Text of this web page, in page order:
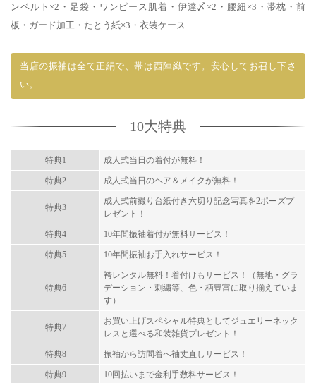
ンベルト×2・足袋・ワンピース肌着・伊達〆×2・腰紐×3・帯枕・前
板・ガード加工・たとう紙×3・衣装ケース
当店の振袖は全て正絹で、帯は西陣織です。安心してお召し下さ
い。
10大特典
特典1 成人式当日の着付が無料！
特典2 成人式当日のヘア＆メイクが無料！
特典3
成人式前撮り台紙付き六切り記念写真を2ポーズプ
レゼント！
特典4 10年間振袖着付が無料サービス！
特典5 10年間振袖お手入れサービス！
特典6
袴レンタル無料！着付けもサービス！（無地・グラ
デーション・刺繍等、色・柄豊富に取り揃えていま
す）
特典7
お買い上げスペシャル特典としてジュエリーネック
レスと選べる和装雑貨プレゼント！
特典8 振袖から訪問着へ袖丈直しサービス！
特典9 10回払いまで金利手数料サービス！